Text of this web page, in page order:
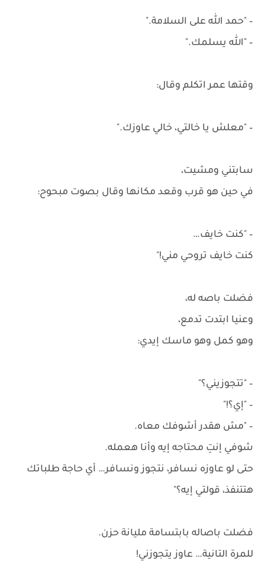
– "حمد الله على السلامة."
– "الله يسلمك."
وقتها عمر اتكلم وقال:
– "معلش يا خالتي، خالي عاوزك."
سابتني ومشيت،
في حين هو قرب وقعد مكانها وقال بصوت مبحوح:
– "كنت خايف…
كنت خايف تروحي مني!"
فضلت باصه له،
وعنيا ابتدت تدمع،
وهو كمل وهو ماسك إيدي:
– "تتجوزيني؟"
– "إي؟!"
– "مش هقدر أشوفك معاه.
شوفي إنتِ محتاجه إيه وأنا هعمله.
حتى لو عاوزه نسافر، نتجوز ونسافر… أي حاجة طلباتك
هتتنفذ، قولتي إيه؟"
فضلت باصاله بابتسامة مليانة حزن.
للمرة التانية… عاوز يتجوزني!